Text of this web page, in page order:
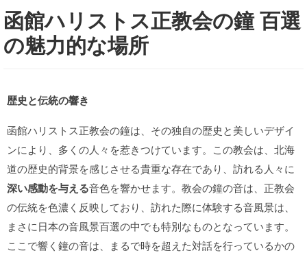
函館ハリストス正教会の鐘 百選
の魅力的な場所
歴史と伝統の響き
函館ハリストス正教会の鐘は、その独自の歴史と美しいデザイ
ンにより、多くの人々を惹きつけています。この教会は、北海
道の歴史的背景を感じさせる貴重な存在であり、訪れる人々に
深い感動を与える音色を響かせます。教会の鐘の音は、正教会
の伝統を色濃く反映しており、訪れた際に体験する音風景は、
まさに日本の音風景百選の中でも特別なものとなっています。
ここで響く鐘の音は、まるで時を超えた対話を行っているかの